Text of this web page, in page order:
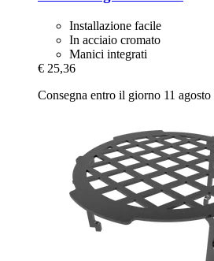
Installazione facile
In acciaio cromato
Manici integrati
€ 25,36
Consegna entro il giorno 11 agosto